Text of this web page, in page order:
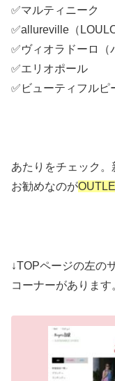
✅マルティニーク
✅allureville（
✅ヴィオラドーロ（
✅エリオポール
✅ビューティフルピ
あたりをチェック。
お勧めなのが
↓TOPページの左の
コーナーがあります